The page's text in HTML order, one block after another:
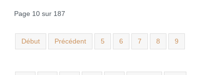
Page 10 sur 187
Début Précédent 5 6 7 8 9